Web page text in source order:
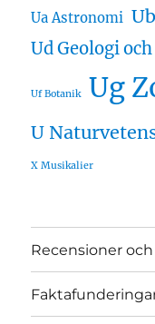
Ua Astronomi
Ud Geologi
Uf Botanik Ug
U
X Musikalier
Recensioner